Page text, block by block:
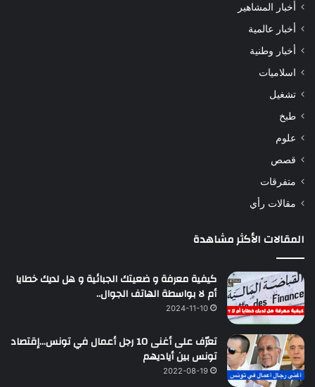
أخبار المشاهير
أخبار عالمية
أخبار وطنية
اسلاميات
تشغيل
طبخ
علوم
قصص
متفرقات
مقالات رأي
المقالات الأكثر مشاهدة
كيفية معرفة و ضعيتك الجبائية و هل لديك خطايا
أم لا بواسطة الهاتف الجوال..
2024-11-10
تعرّف على أغنى 10 رجل أعمال في تونس…إقتصاد
تونس بين أياديهم
2022-08-19